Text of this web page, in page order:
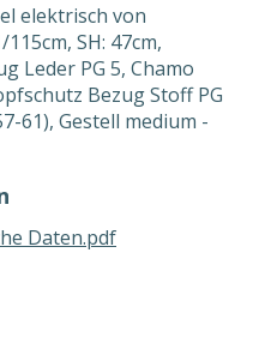
elektrisch von
SH: 47cm,
Leder PG 5, Chamo
Bezug Stoff PG
61), Gestell medium -
Daten.pdf